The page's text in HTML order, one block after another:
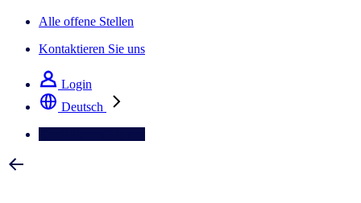
Alle offene Stellen
Kontaktieren Sie uns
Login
Deutsch